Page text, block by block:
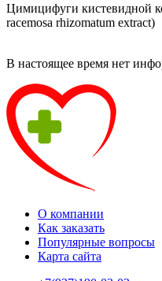
Цимицифуги кистевидной
racemosa rhizomatum extract)
В настоящее время нет
О компании
Как заказать
Популярные вопросы
Карта сайта